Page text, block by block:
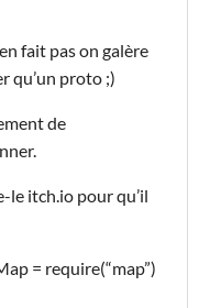
fait pas on galère
qu’un proto ;)
de
le itch.io pour qu’il
= require(“map”)